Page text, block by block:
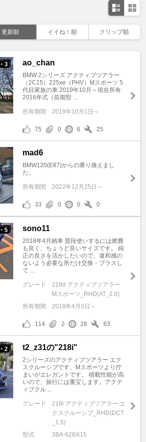
更新順 イイね！順 クリップ順
+ 3 ao_chan
BMW 2シリーズ アクティブツアラー
（2C15）225xe（PHV）Mスポーツ 5
代目家族の車 2019年10月～現在所有
2016年式（前期型 ...
所有期間 2019年10月1日～
75 0 6 25
mad6
BMW120(E87)からの乗り換えまし
た。
所有期間 2022年12月25日～
33 0 0 0
+ 5 sono11
2018年4月納車 普段使いするには燃費
も良く、ちょうど良いサイズです。 純
正の良さを活かしたいので、違和感の
ないよう必要な所だけ交換・プラスし
て ...
グレード
218d アクティブツアラー
Mスポーツ_RHD(AT_2.0)
所有期間
2018年4月3日～
114 2 26 63
+ 2 t2_z31の"218i"
2シリーズのアクティブツアラー エク
スクルーシブです。Mスポーツより佇
まいがエレガントです。 積載性能が高
いので、旅行には重宝します。アクテ
ィブクル ...
グレード
218i アクティブツアラー エ
クスクルーシブ_RHD(DCT
_1.5)
型式
3BA-62BX15